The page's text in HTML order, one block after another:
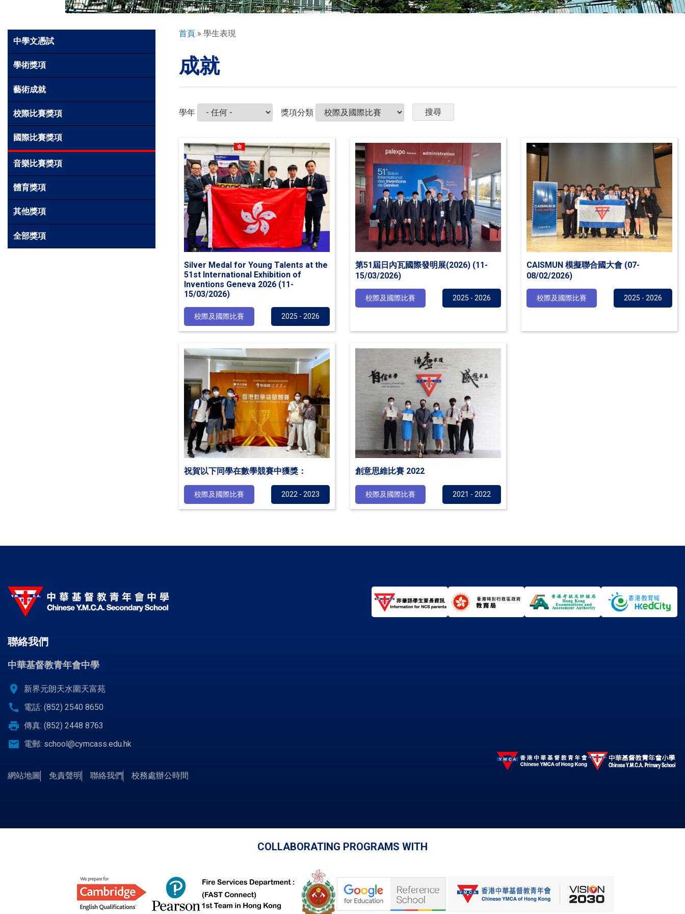
環球探索
學生園地
學生表現
家長資訊
校曆表
Side
Meun
中學文憑試
學術獎項
藝術成就
校際比賽獎項
國際比賽獎項
音樂比賽獎項
體育獎項
其他獎項
全部獎項
導
連
結
首頁 學生表現
成就
學年 獎項分類
Silver Medal for Young Talents at the
51st International Exhibition of
Inventions Geneva 2026 (11-
15/03/2026)
校際及國際比賽 2025 - 2026
第51屆日內瓦國際發明展(2026) (11-
15/03/2026)
校際及國際比賽 2025 - 2026
CAISMUN 模擬聯合國大會 (07-
08/02/2026)
校際及國際比賽 2025 - 2026
祝賀以下同學在數學競賽中獲獎：
校際及國際比賽 2022 - 2023
創意思維比賽 2022
校際及國際比賽 2021 - 2022
聯絡我們
中華基督教青年會中學
location_on 新界元朗天水圍天富苑
call 電話: (852) 2540 8650
print 傳真: (852) 2448 8763
email 電郵: school@cymcass.edu.hk
網站地圖 免責聲明 聯絡我們 校務處辦公時間
COLLABORATING PROGRAMS WITH